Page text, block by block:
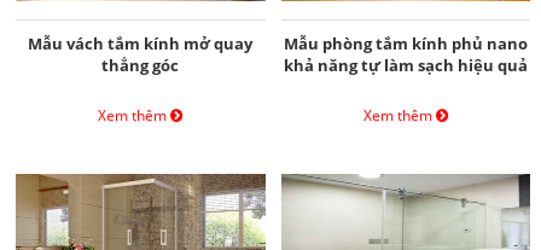
Mẫu vách tắm kính mở quay
thẳng góc
Xem thêm
Mẫu phòng tắm kính phủ nano
khả năng tự làm sạch hiệu quả
Xem thêm